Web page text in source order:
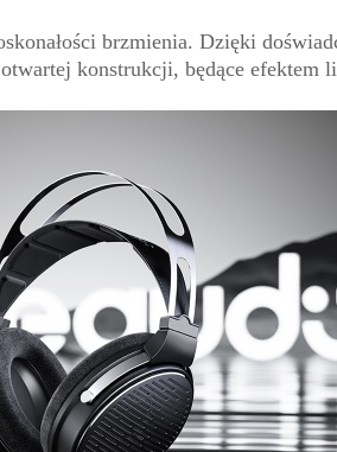
brzmienia. Dzięki
konstrukcji, będące